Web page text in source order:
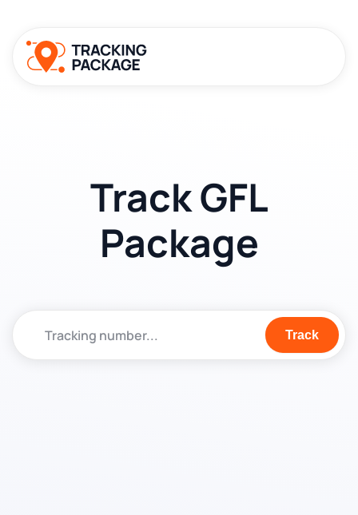
Track GFL
Package
Track